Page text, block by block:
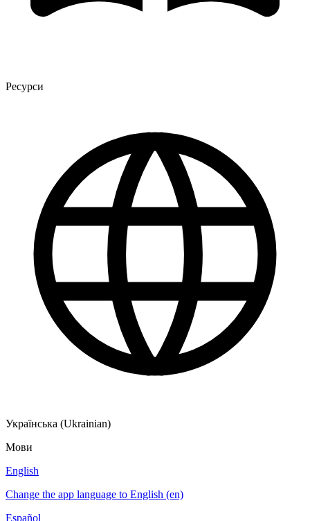
Ресурси
Українська (Ukrainian)
Мови
English
Change the app language to English (en)
Español